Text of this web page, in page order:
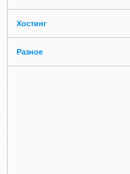
Хостинг
Разное